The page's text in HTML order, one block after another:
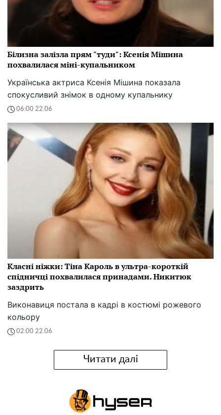
Білизна залізла прям "туди": Ксенія Мішина
похвалилася міні-купальником
Українська актриса Ксенія Мішина показала
спокусливий знімок в одному купальнику
06:00 22.06
Класні ніжки: Тіна Кароль в ультра-короткій
спідничці похвалилася принадами. Никитюк
заздрить
Виконавиця постала в кадрі в костюмі рожевого
кольору
02:00 22.06
Читати далі